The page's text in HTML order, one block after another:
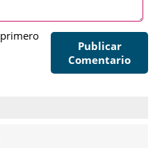
Publicar
Comentario
primero